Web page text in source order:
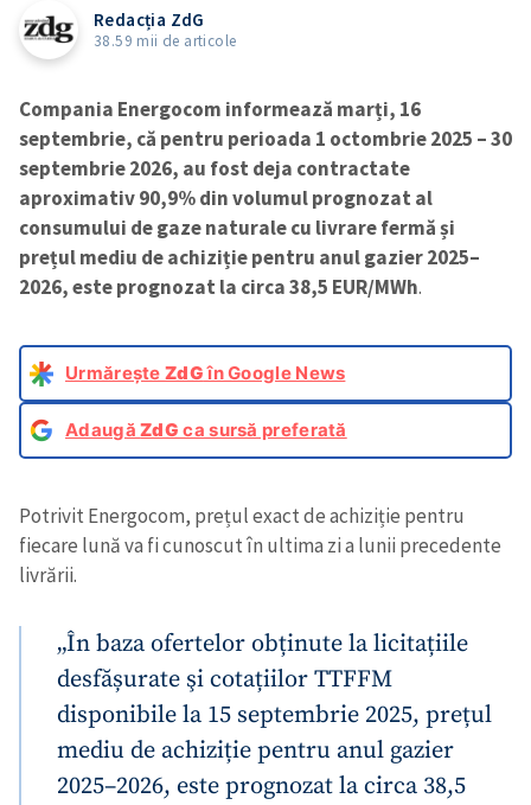
Redacția ZdG
38.59 mii de articole
Compania Energocom informează marți, 16
septembrie, că pentru perioada 1 octombrie 2025 – 30
septembrie 2026, au fost deja contractate
aproximativ 90,9% din volumul prognozat al
consumului de gaze naturale cu livrare fermă și
prețul mediu de achiziție pentru anul gazier 2025–
2026, este prognozat la circa 38,5 EUR/MWh.
Urmărește ZdGîn Google News
AdaugăZdG ca sursă preferată
Potrivit Energocom, prețul exact de achiziție pentru
fiecare lună va fi cunoscut în ultima zi a lunii precedente
livrării.
„În baza ofertelor obținute la licitațiile
desfășurate şi cotațiilor TTFFM
disponibile la 15 septembrie 2025, prețul
mediu de achiziție pentru anul gazier
2025–2026, este prognozat la circa 38,5